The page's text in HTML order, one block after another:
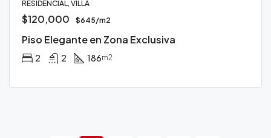
RESIDENCIAL, VILLA
$120,000 $645/m2
Piso Elegante en Zona Exclusiva
2 2 186m2